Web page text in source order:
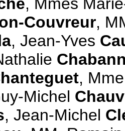
Couvreur,
, Jean-Yves
,
Michel
, Jean-Michel